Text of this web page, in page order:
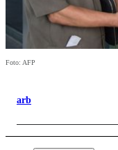
Foto: AFP
arb